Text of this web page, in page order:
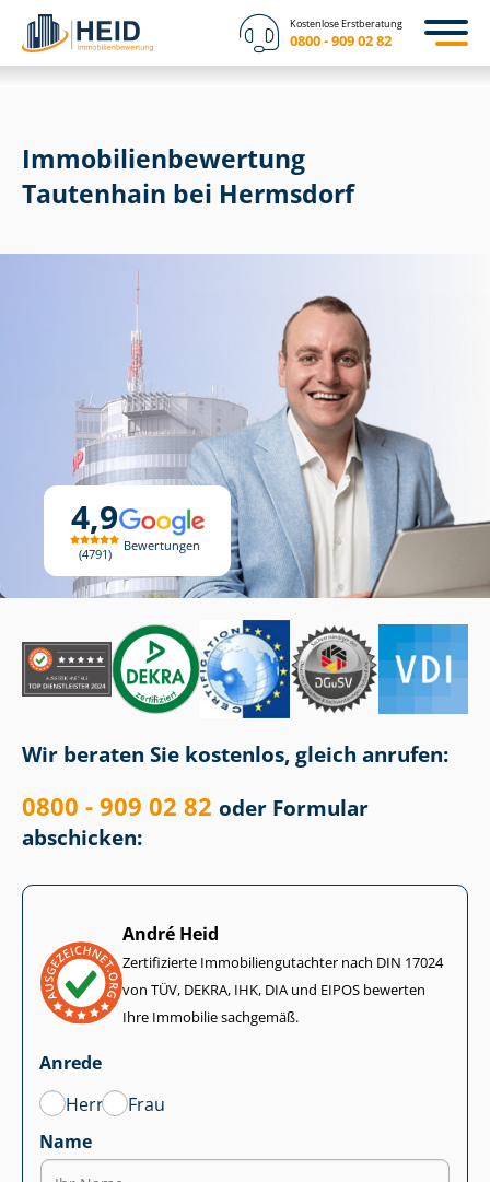
Kostenlose Erstberatung
0800 - 909 02 82
4,9
4791
Bewertungen
Immobilien­bewertung
Tautenhain bei Hermsdorf
Wir beraten Sie kostenlos, gleich anrufen:
0800 - 909 02 82 oder Formular
abschicken:
André Heid
Zertifizierte Im­mo­bi­li­en­gut­ach­ter nach DIN 17024
von TÜV, DEKRA, IHK, DIA und EIPOS bewerten
Ihre Immobilie sachgemäß.
Anrede
Herr
Frau
Name